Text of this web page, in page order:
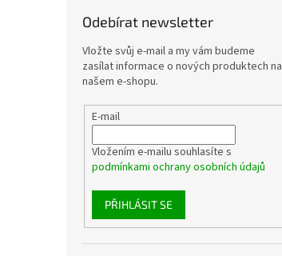
Odebírat newsletter
Vložte svůj e-mail a my vám budeme
zasílat informace o nových produktech na
našem e-shopu.
E-mail
Vložením e-mailu souhlasíte s
podmínkami ochrany osobních údajů
PŘIHLÁSIT SE